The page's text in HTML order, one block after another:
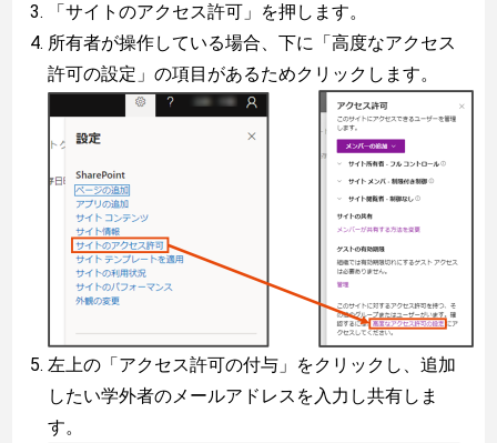
「サイトのアクセス許可」を押します。
所有者が操作している場合、下に「高度なアクセス
許可の設定」の項目があるためクリックします。
左上の「アクセス許可の付与」をクリックし、追加
したい学外者のメールアドレスを入力し共有しま
す。